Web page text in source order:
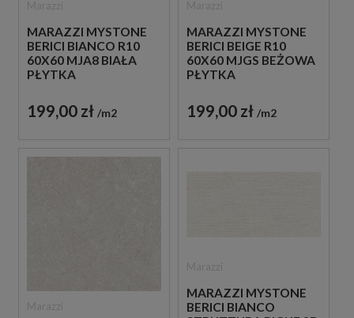
MARAZZI MYSTONE
BERICI BIANCO R10
60X60 MJA8 BIAŁA
PŁYTKA
IMITUJĄCA KAMIEŃ
199,00 zł m2
MARAZZI MYSTONE
BERICI BEIGE R10
60X60 MJGS BEŻOWA
PŁYTKA
IMITUJĄCA KAMIEŃ
199,00 zł m2
MARAZZI MYSTONE
BERICI BIANCO